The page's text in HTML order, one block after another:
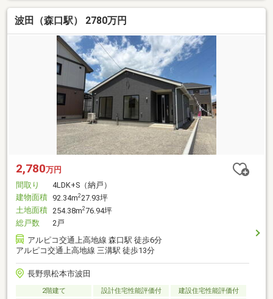
波田（森口駅） 2780万円
2,780万円
間取り
4LDK+S（納戸）
建物面積 92.34m227.93坪
土地面積 254.38m276.94坪
総戸数
2戸
アルピコ交通上高地線 森口駅 徒歩6分
アルピコ交通上高地線 三溝駅 徒歩13分
長野県松本市波田
2階建て 設計住宅性能評価付
建設住宅性能評価付